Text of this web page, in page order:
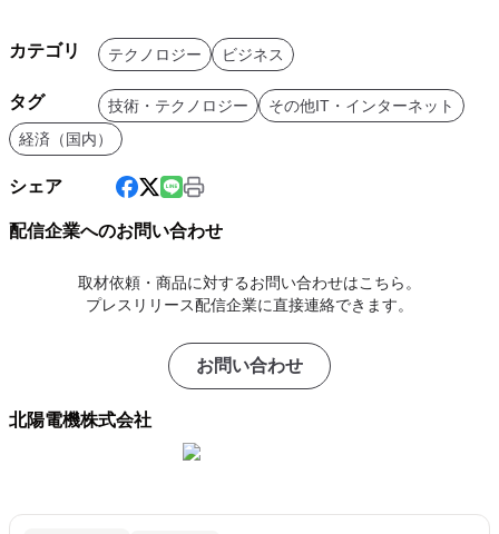
カテゴリ テクノロジー ビジネス
タグ 技術・テクノロジー
その他IT・インターネット
経済（国内）
シェア
配信企業へのお問い合わせ
取材依頼・商品に対するお問い合わせはこちら。
プレスリリース配信企業に直接連絡できます。
お問い合わせ
北陽電機株式会社